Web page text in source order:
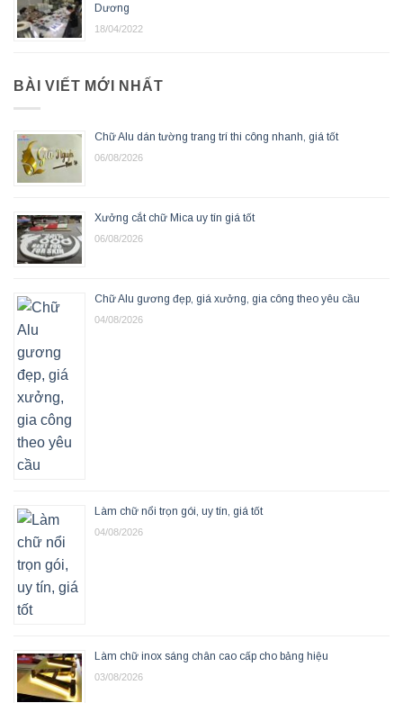
Dương
18/04/2022
BÀI VIẾT MỚI NHẤT
Chữ Alu dán tường trang trí thi công nhanh, giá tốt
06/08/2026
Xưởng cắt chữ Mica uy tín giá tốt
06/08/2026
Chữ Alu gương đẹp, giá xưởng, gia công theo yêu cầu
04/08/2026
Làm chữ nổi trọn gói, uy tín, giá tốt
04/08/2026
Làm chữ inox sáng chân cao cấp cho bảng hiệu
03/08/2026